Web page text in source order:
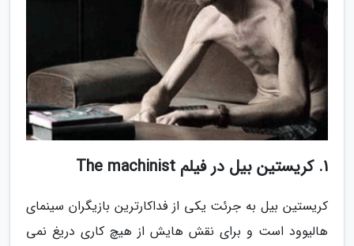
1. کریستین بیل در فیلم The machinist
کریستین بیل به جرئت یکی از فداکارترین بازیگران سینمای
هالیوود است و برای نقش هایش از هیچ کاری دریغ نمی